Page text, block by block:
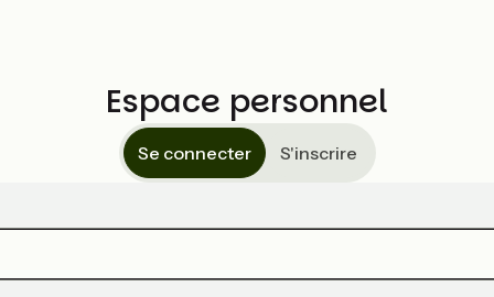
Espace personnel
Se connecter S'inscrire